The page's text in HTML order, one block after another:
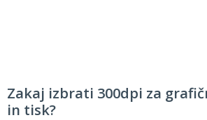
Zakaj izbrati 300dpi za
in tisk?